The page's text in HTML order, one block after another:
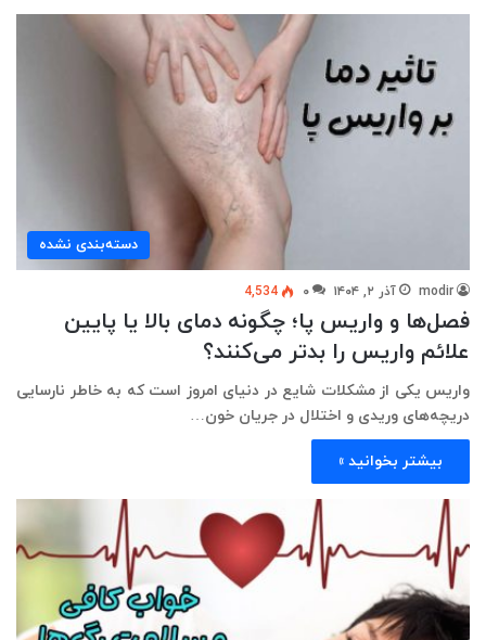
دسته‌بندی نشده
modir آذر ۲, ۱۴۰۴ ۰ 4,534
فصل‌ها و واریس پا؛ چگونه دمای بالا یا پایین
علائم واریس را بدتر می‌کنند؟
واریس یکی از مشکلات شایع در دنیای امروز است که به خاطر نارسایی
دریچه‌های وریدی و اختلال در جریان خون…
بیشتر بخوانید »